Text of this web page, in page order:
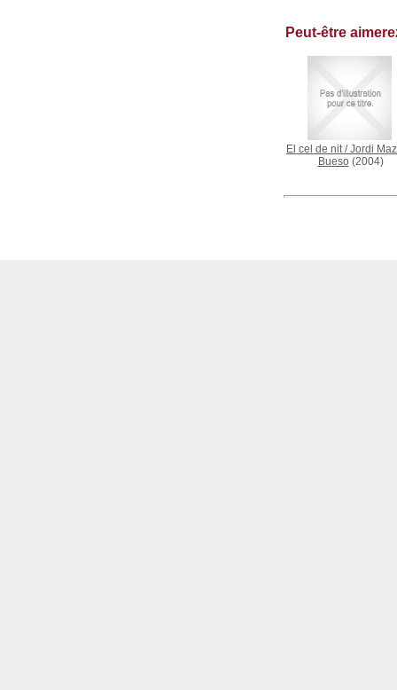
Peut-être
El cel de nit/Jordi
Bueso(2004)